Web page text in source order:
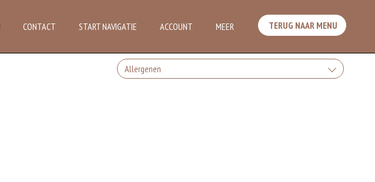
CONTACT START NAVIGATIE ACCOUNT MEER TERUG NAAR MENU
Allergenen